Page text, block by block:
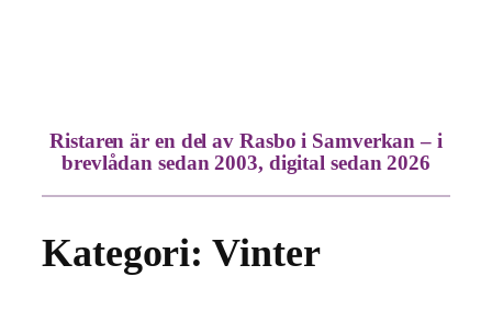
Ristaren är en del av Rasbo i Samverkan – i
brevlådan sedan 2003, digital sedan 2026
Kategori: Vinter